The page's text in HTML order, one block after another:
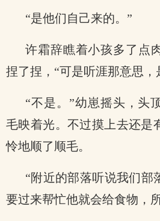
“是他们自己来的。”
许霜辞瞧着小孩多了点
捏了捏，“可是听涯那意思，
“不是。”幼崽摇头，头
毛映着光。不过摸上去还是
怜地顺了顺毛。
“附近的部落听说我们部
要过来帮忙他就会给食物，